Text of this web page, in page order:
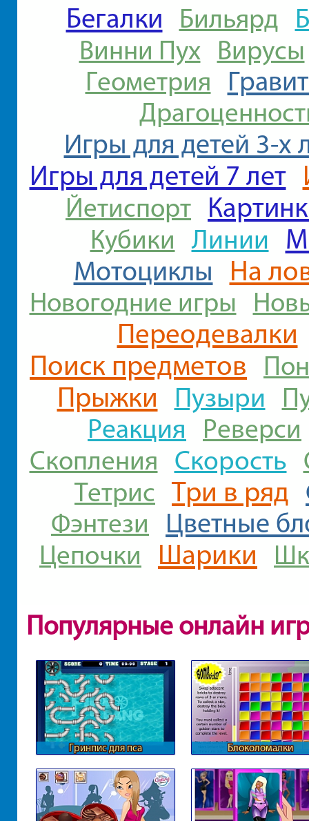
Бегалки Бильярд
Винни Пух Вирусы
Геометрия
Игры для детей 3-х
Игры для детей 7 лет
Йетиспорт
Кубики Линии
Мотоциклы На
Новогодние игры
Переодевалки
Поиск предметов
Прыжки Пузыри
Реакция
Реверси
Скопления Скорость
Тетрис Три в ряд
Фэнтези Цветные
Цепочки Шарики
Популярные онлайн
Гринпис для пса Блоколомалки